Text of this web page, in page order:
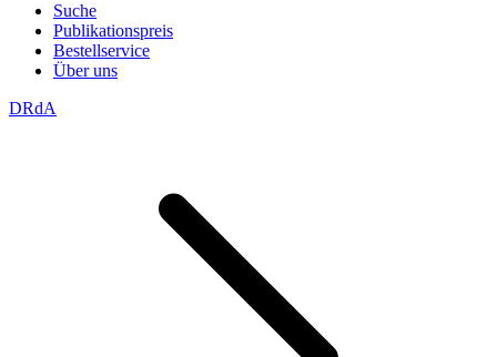
Suche
Publikationspreis
Bestellservice
Über uns
DRdA